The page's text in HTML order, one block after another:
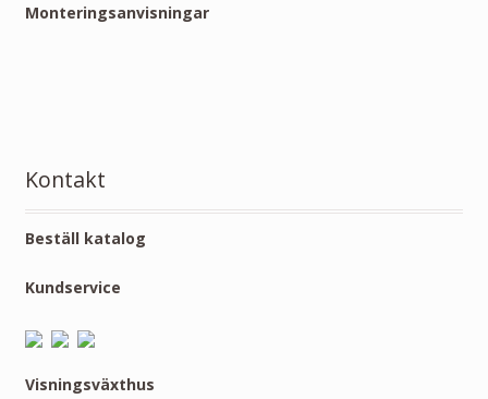
Monteringsanvisningar
Kontakt
Beställ katalog
Kundservice
Visningsväxthus